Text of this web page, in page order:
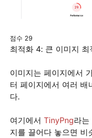
점수 29
최적화 4: 큰 이미지 최
이미지는 페이지에서
터 페이지에서 여러 배
다.
여기에서 TinyPng라는
지를 끌어다 놓으면 비